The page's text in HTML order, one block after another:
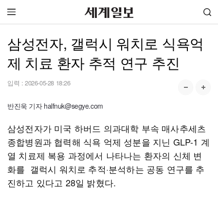
삼성전자, 갤럭시 워치로 식욕억
제 치료 환자 추적 연구 추진
입력 : 2026-05-28 18:26
반진욱 기자 halfnuk@segye.com
삼성전자가 미국 하버드 의과대학 부속 매사추세츠
종합병원과 협력해 식욕 억제 성분을 지닌 GLP-1 계
열 치료제 복용 과정에서 나타나는 환자의 신체 변
화를 갤럭시 워치로 추적·분석하는 공동 연구를 추
진하고 있다고 28일 밝혔다.